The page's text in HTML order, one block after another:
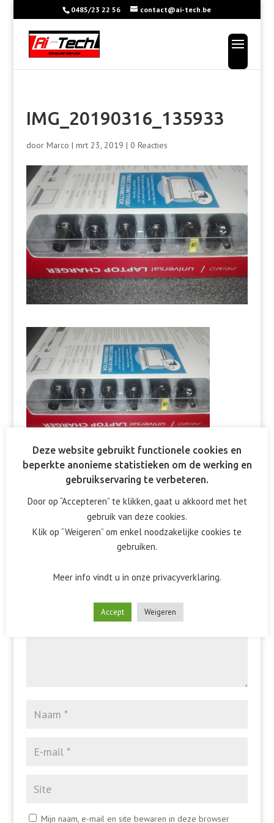
0485/23 22 56 contact@ai-tech.be
IMG_20190316_135933
door Marco | mrt 23, 2019 | 0 Reacties
Reactie verzenden
Het e-mailadres wordt niet gepubliceerd.
Mijn naam, e-mail en site bewaren in deze browser
Deze website gebruikt functionele cookies en
beperkte anonieme statistieken om de werking en
gebruikservaring te verbeteren.
Door op “Accepteren” te klikken, gaat u akkoord met het
gebruik van deze cookies.
Klik op “Weigeren” om enkel noodzakelijke cookies te
gebruiken.
Meer info vindt u in onze privacyverklaring.
Accept Weigeren